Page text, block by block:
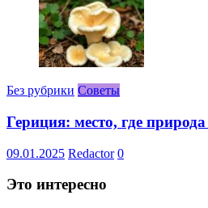
Без рубрики Советы
Гериция: место, где природа
09.01.2025 Redactor 0
Это интересно